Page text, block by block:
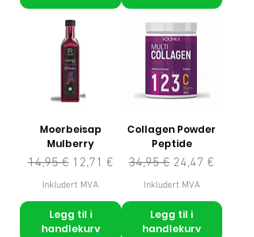
Moerbeisap
Mulberry
Vanlig pris
14,95 € Salgspris
12,71 €
Inkludert MVA
Legg til i
handlekurv
Collagen Powder
Peptide
Vanlig pris
34,95 € Salgspris
24,47 €
Inkludert MVA
Legg til i
handlekurv